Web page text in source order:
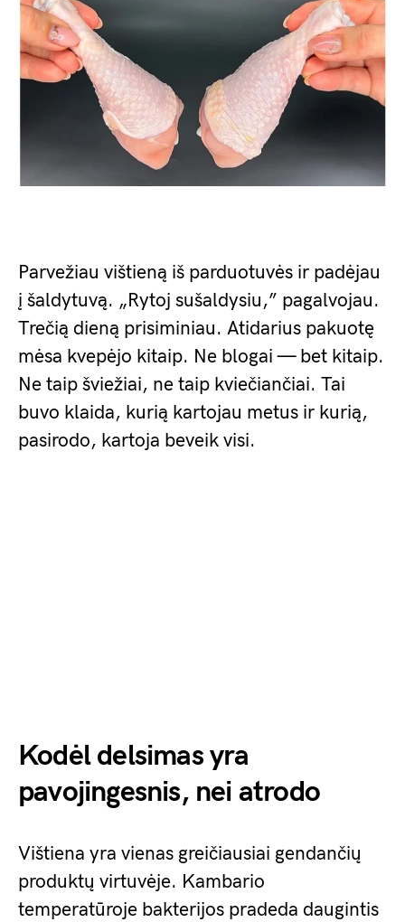
Parvežiau vištieną iš parduotuvės ir padėjau
į šaldytuvą. „Rytoj sušaldysiu,” pagalvojau.
Trečią dieną prisiminiau. Atidarius pakuotę
mėsa kvepėjo kitaip. Ne blogai — bet kitaip.
Ne taip šviežiai, ne taip kviečiančiai. Tai
buvo klaida, kurią kartojau metus ir kurią,
pasirodo, kartoja beveik visi.
Kodėl delsimas yra
pavojingesnis, nei atrodo
Vištiena yra vienas greičiausiai gendančių
produktų virtuvėje. Kambario
temperatūroje bakterijos pradeda daugintis